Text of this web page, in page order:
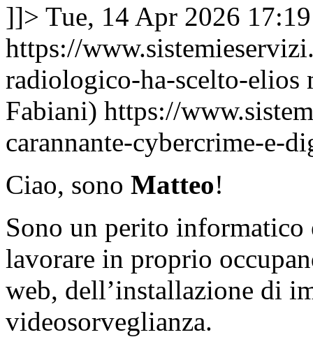
]]> Tue, 14 Apr 2026
https://
radiologico-ha-scelto-elios
Fabiani) https://
carannante-cybercrime-e-
Ciao, sono Matteo!
Sono un perito
lavorare in proprio
web, dell’installazione di
videosorveglianza.